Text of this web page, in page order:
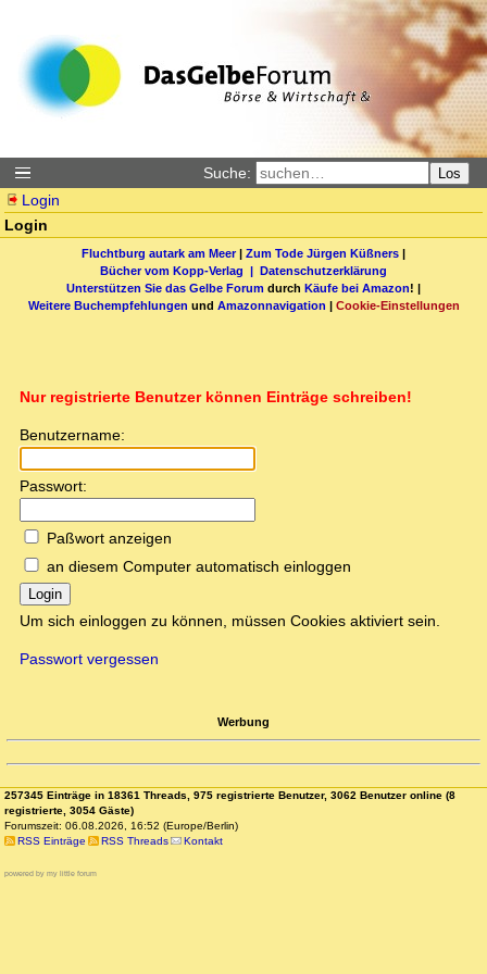
Suche: Los
Login
Login
Fluchtburg autark am Meer| Zum Tode Jürgen Küßners |
Bücher vom Kopp-Verlag | Datenschutzerklärung
Unterstützen Sie das Gelbe Forum durch Käufe bei Amazon! |
Weitere Buchempfehlungen und Amazonnavigation | Cookie-Einstellungen
Nur registrierte Benutzer können Einträge schreiben!
Benutzername:
Passwort:
Paßwort anzeigen
an diesem Computer automatisch einloggen
Login
Um sich einloggen zu können, müssen Cookies aktiviert sein.
Passwort vergessen
Werbung
257345 Einträge in 18361 Threads, 975 registrierte Benutzer, 3062 Benutzer online (8
registrierte, 3054 Gäste)
Forumszeit: 06.08.2026, 16:52 (Europe/Berlin)
RSS Einträge
RSS Threads Kontakt
powered by my little forum